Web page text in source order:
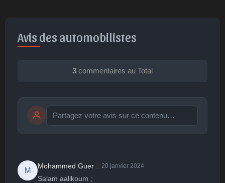
Avis des automobilistes
3 commentaires au Total
publication immédiate Publier
M
Mohammed Guer 20 janvier 2024
Salam aalikoum ;